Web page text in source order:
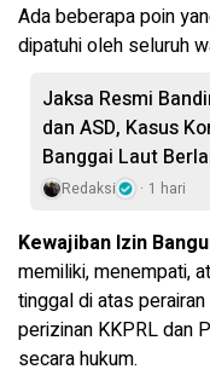
Ada beberapa poin
dipatuhi oleh seluruh
Jaksa Resmi
dan ASD, Kasus
Banggai Laut
Redaksi 1 hari
Kewajiban Izin
memiliki, menempati,
tinggal di atas
perizinan KKPRL dan
secara hukum.